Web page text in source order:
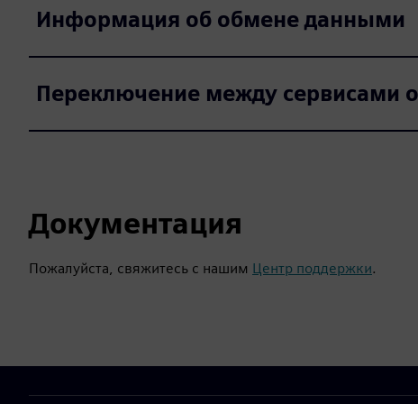
Информация об обмене данными
Переключение между сервисами
Документация
Пожалуйста, свяжитесь с нашим Центр поддержки.